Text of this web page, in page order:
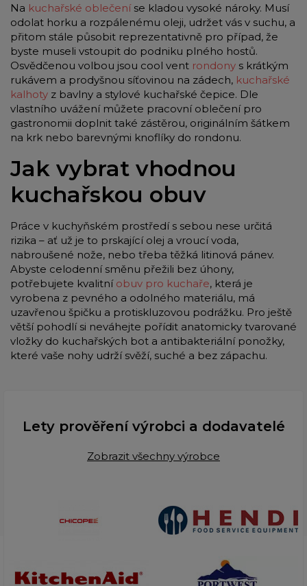
Na kuchařské oblečeníse kladou vysoké nároky. Musí
odolat horku a rozpálenému oleji, udržet vás v suchu, a
přitom stále působit reprezentativně pro případ, že
byste museli vstoupit do podniku plného hostů.
Osvědčenou volbou jsou cool vent rondony s krátkým
rukávem a prodyšnou síťovinou na zádech, kuchařské
kalhoty z bavlny a stylové kuchařské čepice. Dle
vlastního uvážení můžete pracovní oblečení pro
gastronomii doplnit také zástěrou, originálním šátkem
na krk nebo barevnými knoflíky do rondonu.
Jak vybrat vhodnou
kuchařskou obuv
Práce v kuchyňském prostředí s sebou nese určitá
rizika – ať už je to prskající olej a vroucí voda,
nabroušené nože, nebo třeba těžká litinová pánev.
Abyste celodenní směnu přežili bez úhony,
potřebujete kvalitní obuv pro kuchaře, která je
vyrobena z pevného a odolného materiálu, má
uzavřenou špičku a protiskluzovou podrážku. Pro ještě
větší pohodlí si neváhejte pořídit anatomicky tvarované
vložky do kuchařských bot a antibakteriální ponožky,
které vaše nohy udrží svěží, suché a bez zápachu.
Lety prověření výrobci a dodavatelé
Zobrazit všechny výrobce